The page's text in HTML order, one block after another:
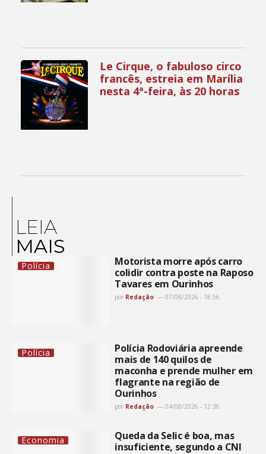
Le Cirque, o fabuloso circo
francês, estreia em Marília
nesta 4ª-feira, às 20 horas
LEIA
MAIS
Polícia
Motorista morre após carro
colidir contra poste na Raposo
Tavares em Ourinhos
por Redação 07/08/2026 - 18:56
Polícia
Polícia Rodoviária apreende
mais de 140 quilos de
maconha e prende mulher em
flagrante na região de
Ourinhos
por Redação 04/08/2026 - 12:36
Economia
Queda da Selic é boa, mas
insuficiente, segundo a CNI